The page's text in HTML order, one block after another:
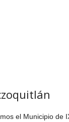
el Municipio de